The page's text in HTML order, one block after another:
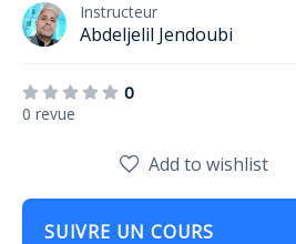
Instructeur
Abdeljelil Jendoubi
0
0 revue
Add to wishlist
SUIVRE UN COURS